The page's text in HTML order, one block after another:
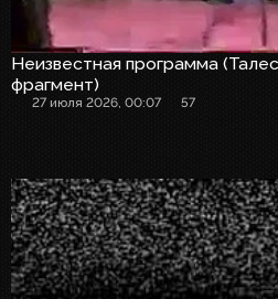
Неизвестная программа
фрагмент)
27 июля 2026, 00:07 57